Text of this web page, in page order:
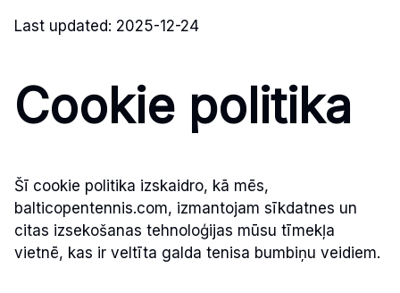
Last updated: 2025-12-24
Cookie politika
Šī cookie politika izskaidro, kā mēs,
balticopentennis.com, izmantojam sīkdatnes un
citas izsekošanas tehnoloģijas mūsu tīmekļa
vietnē, kas ir veltīta galda tenisa bumbiņu veidiem.